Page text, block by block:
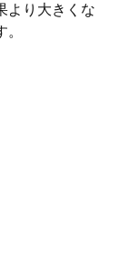
より大きくな